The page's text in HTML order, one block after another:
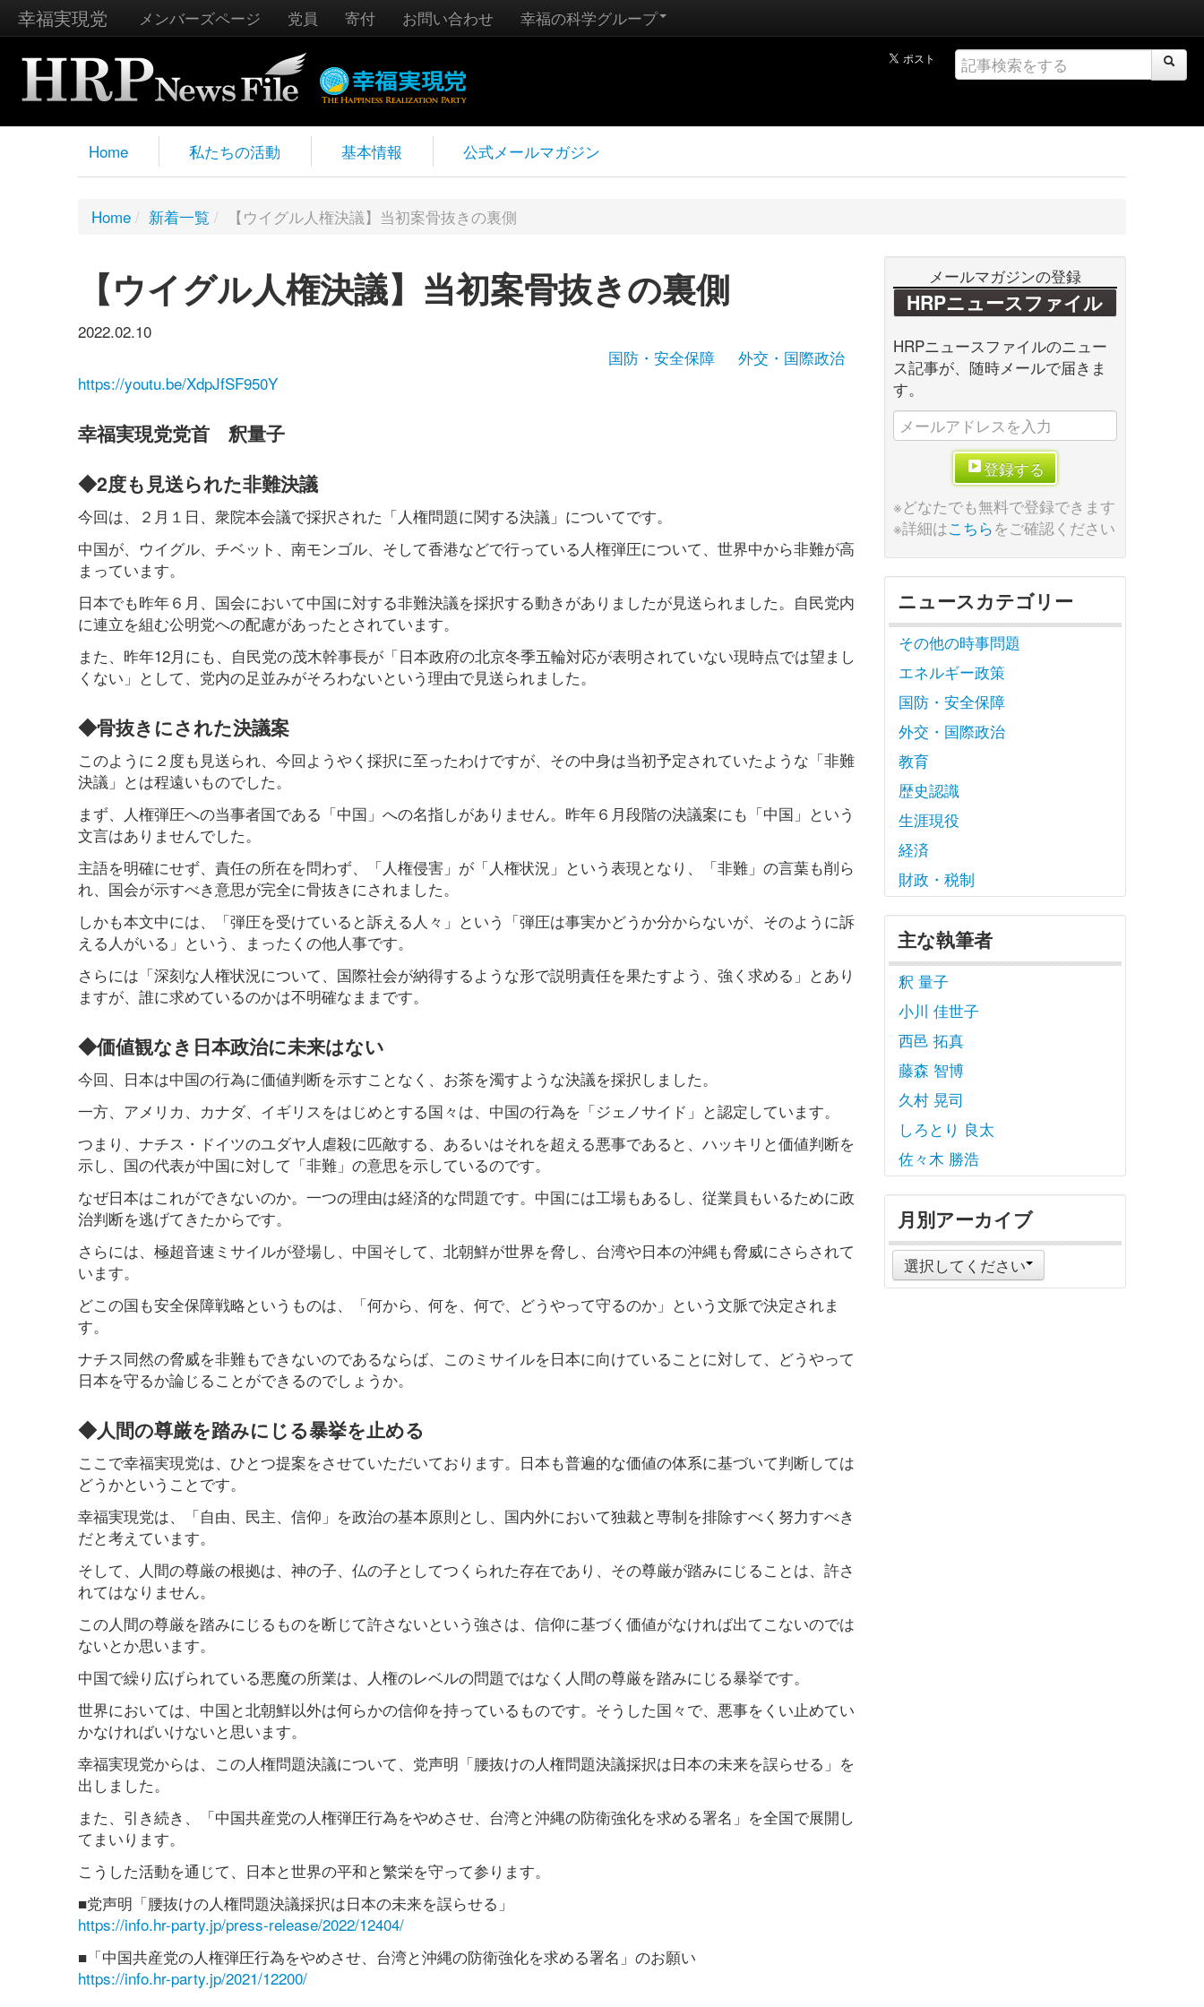
幸福実現党 メンバーズページ 党員 寄付 お問い合わせ 幸福の科学グループ
Home 私たちの活動 基本情報 公式メールマガジン
Home / 新着一覧 / 【ウイグル人権決議】当初案骨抜きの裏側
【ウイグル人権決議】当初案骨抜きの裏側
2022.02.10
国防・安全保障
外交・国際政治
https://youtu.be/XdpJfSF950Y
幸福実現党党首 釈量子
◆2度も見送られた非難決議
今回は、２月１日、衆院本会議で採択された「人権問題に関する決議」についてです。
中国が、ウイグル、チベット、南モンゴル、そして香港などで行っている人権弾圧について、世界中から非難が高
まっています。
日本でも昨年６月、国会において中国に対する非難決議を採択する動きがありましたが見送られました。自民党内
に連立を組む公明党への配慮があったとされています。
また、昨年12月にも、自民党の茂木幹事長が「日本政府の北京冬季五輪対応が表明されていない現時点では望まし
くない」として、党内の足並みがそろわないという理由で見送られました。
◆骨抜きにされた決議案
このように２度も見送られ、今回ようやく採択に至ったわけですが、その中身は当初予定されていたような「非難
決議」とは程遠いものでした。
まず、人権弾圧への当事者国である「中国」への名指しがありません。昨年６月段階の決議案にも「中国」という
文言はありませんでした。
主語を明確にせず、責任の所在を問わず、「人権侵害」が「人権状況」という表現となり、「非難」の言葉も削ら
れ、国会が示すべき意思が完全に骨抜きにされました。
しかも本文中には、「弾圧を受けていると訴える人々」という「弾圧は事実かどうか分からないが、そのように訴
える人がいる」という、まったくの他人事です。
さらには「深刻な人権状況について、国際社会が納得するような形で説明責任を果たすよう、強く求める」とあり
ますが、誰に求めているのかは不明確なままです。
◆価値観なき日本政治に未来はない
今回、日本は中国の行為に価値判断を示すことなく、お茶を濁すような決議を採択しました。
一方、アメリカ、カナダ、イギリスをはじめとする国々は、中国の行為を「ジェノサイド」と認定しています。
つまり、ナチス・ドイツのユダヤ人虐殺に匹敵する、あるいはそれを超える悪事であると、ハッキリと価値判断を
示し、国の代表が中国に対して「非難」の意思を示しているのです。
なぜ日本はこれができないのか。一つの理由は経済的な問題です。中国には工場もあるし、従業員もいるために政
治判断を逃げてきたからです。
さらには、極超音速ミサイルが登場し、中国そして、北朝鮮が世界を脅し、台湾や日本の沖縄も脅威にさらされて
います。
どこの国も安全保障戦略というものは、「何から、何を、何で、どうやって守るのか」という文脈で決定されま
す。
ナチス同然の脅威を非難もできないのであるならば、このミサイルを日本に向けていることに対して、どうやって
日本を守るか論じることができるのでしょうか。
◆人間の尊厳を踏みにじる暴挙を止める
ここで幸福実現党は、ひとつ提案をさせていただいております。日本も普遍的な価値の体系に基づいて判断しては
どうかということです。
幸福実現党は、「自由、民主、信仰」を政治の基本原則とし、国内外において独裁と専制を排除すべく努力すべき
だと考えています。
そして、人間の尊厳の根拠は、神の子、仏の子としてつくられた存在であり、その尊厳が踏みにじることは、許さ
れてはなりません。
この人間の尊厳を踏みにじるものを断じて許さないという強さは、信仰に基づく価値がなければ出てこないのでは
ないとか思います。
中国で繰り広げられている悪魔の所業は、人権のレベルの問題ではなく人間の尊厳を踏みにじる暴挙です。
世界においては、中国と北朝鮮以外は何らかの信仰を持っているものです。そうした国々で、悪事をくい止めてい
かなければいけないと思います。
幸福実現党からは、この人権問題決議について、党声明「腰抜けの人権問題決議採択は日本の未来を誤らせる」を
出しました。
また、引き続き、「中国共産党の人権弾圧行為をやめさせ、台湾と沖縄の防衛強化を求める署名」を全国で展開し
てまいります。
こうした活動を通じて、日本と世界の平和と繁栄を守って参ります。
■党声明「腰抜けの人権問題決議採択は日本の未来を誤らせる」
https://info.hr-party.jp/press-release/2022/12404/
■「中国共産党の人権弾圧行為をやめさせ、台湾と沖縄の防衛強化を求める署名」のお願い
https://info.hr-party.jp/2021/12200/
メールマガジンの登録
HRPニュースファイル
HRPニュースファイルのニュー
ス記事が、随時メールで届きま
す。
登録する
※どなたでも無料で登録できます
※詳細はこちらをご確認ください
ニュースカテゴリー
その他の時事問題
エネルギー政策
国防・安全保障
外交・国際政治
教育
歴史認識
生涯現役
経済
財政・税制
主な執筆者
釈 量子
小川 佳世子
西邑 拓真
藤森 智博
久村 晃司
しろとり 良太
佐々木 勝浩
月別アーカイブ
選択してください